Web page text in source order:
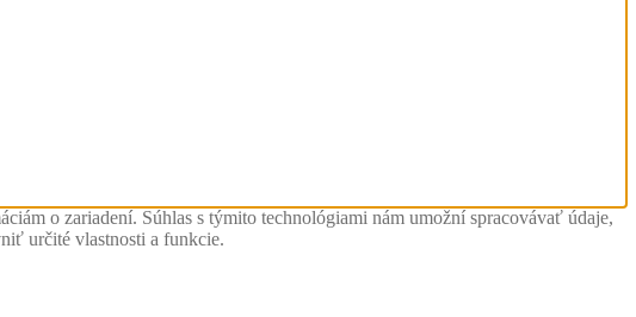
o zariadení. Súhlas s týmito technológiami nám umožní spracovávať údaje,
určité vlastnosti a funkcie.